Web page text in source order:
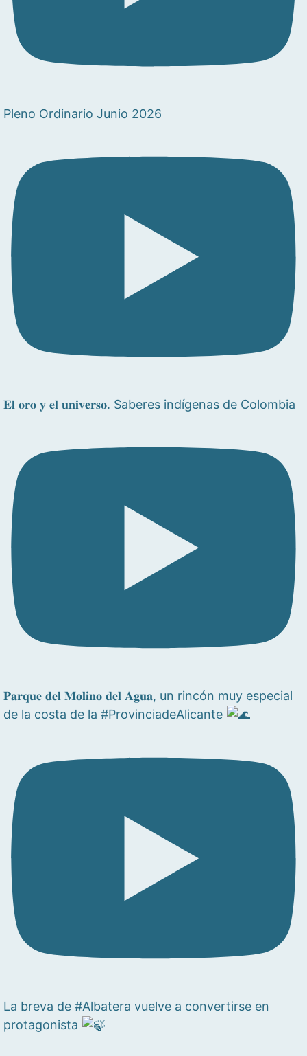
Pleno Ordinario Junio 2026
𝐄𝐥 𝐨𝐫𝐨 𝐲 𝐞𝐥 𝐮𝐧𝐢𝐯𝐞𝐫𝐬𝐨. Saberes indígenas de Colombia
𝐏𝐚𝐫𝐪𝐮𝐞 𝐝𝐞𝐥 𝐌𝐨𝐥𝐢𝐧𝐨 𝐝𝐞𝐥 𝐀𝐠𝐮𝐚, un rincón muy especial
de la costa de la #ProvinciadeAlicante
La breva de #Albatera vuelve a convertirse en
protagonista